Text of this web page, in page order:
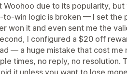
Woohoo due to its popularity, but
to-win logic is broken — I set the
won it and even sent me the
I configured a $20 off
— a huge mistake that cost me
times, no reply, no resolution.
it unless you want to lose